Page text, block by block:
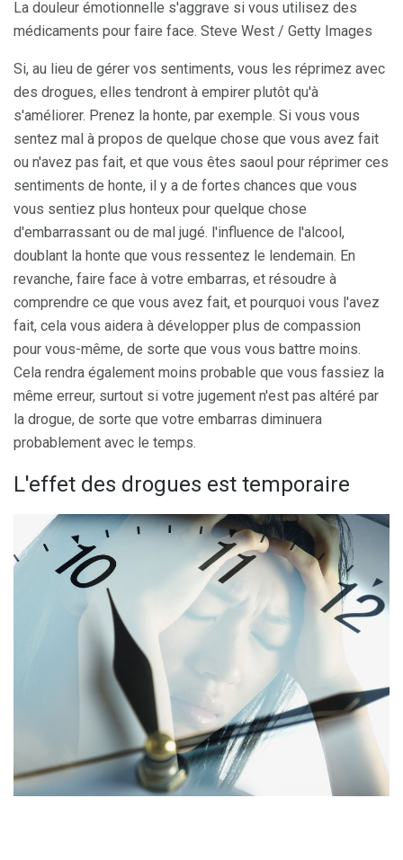
La douleur émotionnelle s'aggrave si vous utilisez des
médicaments pour faire face. Steve West / Getty Images
Si, au lieu de gérer vos sentiments, vous les réprimez avec
des drogues, elles tendront à empirer plutôt qu'à
s'améliorer. Prenez la honte, par exemple. Si vous vous
sentez mal à propos de quelque chose que vous avez fait
ou n'avez pas fait, et que vous êtes saoul pour réprimer ces
sentiments de honte, il y a de fortes chances que vous
vous sentiez plus honteux pour quelque chose
d'embarrassant ou de mal jugé. l'influence de l'alcool,
doublant la honte que vous ressentez le lendemain. En
revanche, faire face à votre embarras, et résoudre à
comprendre ce que vous avez fait, et pourquoi vous l'avez
fait, cela vous aidera à développer plus de compassion
pour vous-même, de sorte que vous vous battre moins.
Cela rendra également moins probable que vous fassiez la
même erreur, surtout si votre jugement n'est pas altéré par
la drogue, de sorte que votre embarras diminuera
probablement avec le temps.
L'effet des drogues est temporaire